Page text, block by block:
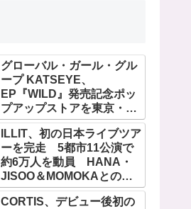
グローバル・ガール・グル
ープ KATSEYE、
EP『WILD』発売記念ポッ
プアップストアを東京・原
宿で開催 限定グッズも登
場ILLIT、初の日本ライブツア
ーを完走 5都市11公演で
約6万人を動員 HANA・
JISOO＆MOMOKAとのス
ペシャルコラボも実現
CORTIS、デビュー後初の